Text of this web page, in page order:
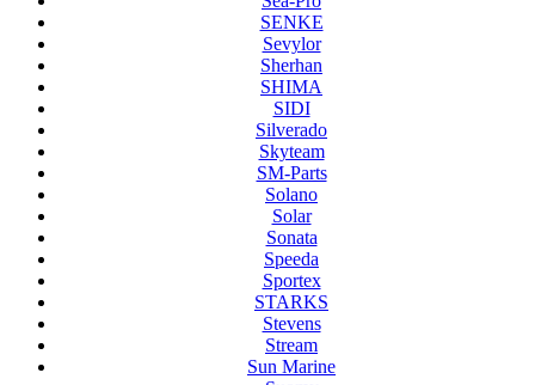
SENKE
Sevylor
Sherhan
SHIMA
SIDI
Silverado
Skyteam
SM-Parts
Solano
Solar
Sonata
Speeda
Sportex
STARKS
Stevens
Stream
Sun Marine